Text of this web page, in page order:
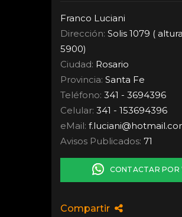
Franco Luciani
Dirección: Solis 1079 (
5900)
Ciudad: Rosario
Provincia: Santa Fe
Teléfono: 341 - 3694396
Celular: 341 - 153694396
eMail: f.luciani@
Avisos Publicados: 71
CONTACTAR POR
Compartir